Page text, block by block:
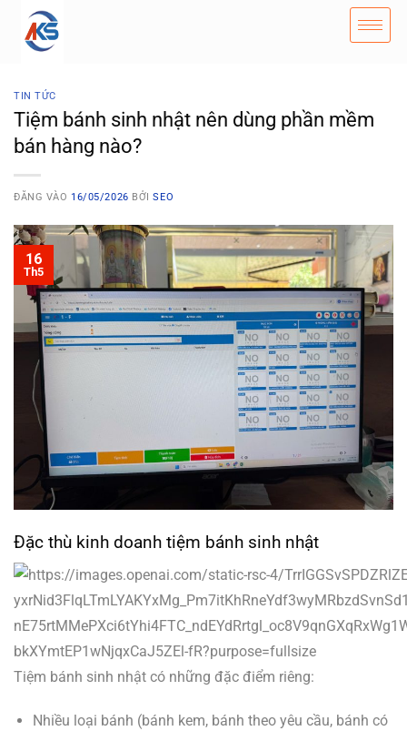
TIN TỨC
Tiệm bánh sinh nhật nên dùng phần mềm
bán hàng nào?
ĐĂNG VÀO 16/05/2026 BỞISEO
16
Th5
Đặc thù kinh doanh tiệm bánh sinh nhật
Tiệm bánh sinh nhật có những đặc điểm riêng:
Nhiều loại bánh (bánh kem, bánh theo yêu cầu, bánh có